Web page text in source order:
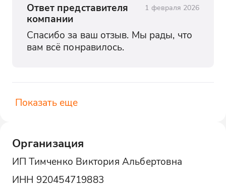
Ответ представителя
компании
1 февраля 2026
Спасибо за ваш отзыв. Мы рады, что
вам всё понравилось.
Показать еще
Организация
ИП Тимченко Виктория Альбертовна
ИНН 920454719883